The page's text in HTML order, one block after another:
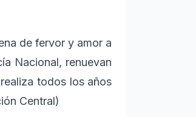
de fervor y amor a
Nacional, renuevan
todos los años
Central)